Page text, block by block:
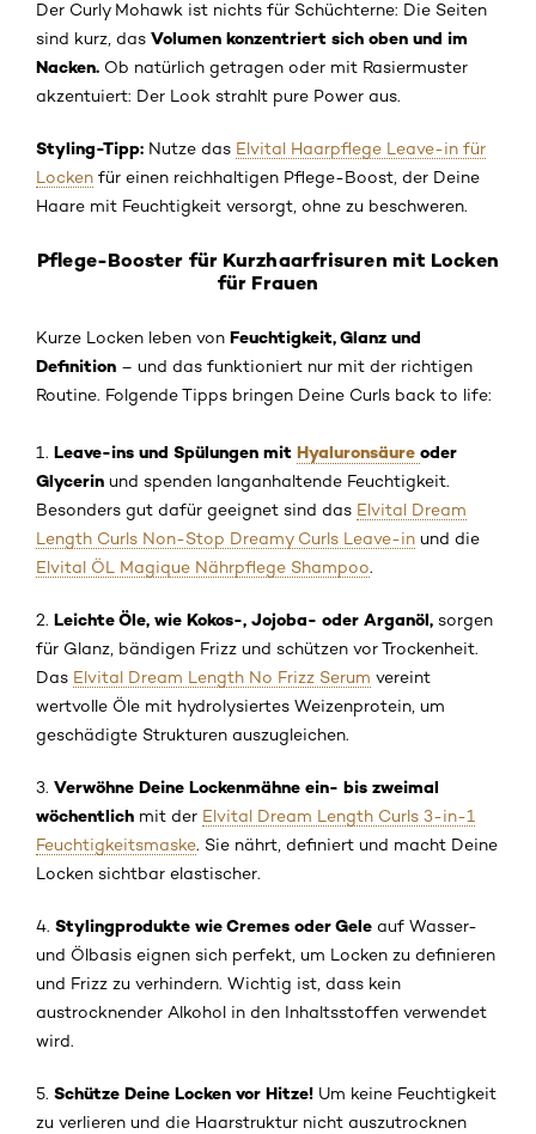
Der Curly Mohawk ist nichts für Schüchterne: Die Seiten
sind kurz, das Volumen konzentriert sich oben und im
Nacken. Ob natürlich getragen oder mit Rasiermuster
akzentuiert: Der Look strahlt pure Power aus.
Styling-Tipp: Nutze das Elvital Haarpflege Leave-in für
Locken für einen reichhaltigen Pflege-Boost, der Deine
Haare mit Feuchtigkeit versorgt, ohne zu beschweren.
Pflege-Booster für Kurzhaarfrisuren mit Locken
für Frauen
Kurze Locken leben von Feuchtigkeit, Glanz und
Definition – und das funktioniert nur mit der richtigen
Routine. Folgende Tipps bringen Deine Curls back to life:
1. Leave-ins und Spülungen mit Hyaluronsäure oder
Glycerin und spenden langanhaltende Feuchtigkeit.
Besonders gut dafür geeignet sind das Elvital Dream
Length Curls Non-Stop Dreamy Curls Leave-in und die
Elvital ÖL Magique Nährpflege Shampoo.
2. Leichte Öle, wie Kokos-, Jojoba- oder Arganöl, sorgen
für Glanz, bändigen Frizz und schützen vor Trockenheit.
Das Elvital Dream Length No Frizz Serum vereint
wertvolle Öle mit hydrolysiertes Weizenprotein, um
geschädigte Strukturen auszugleichen.
3. Verwöhne Deine Lockenmähne ein- bis zweimal
wöchentlich mit der Elvital Dream Length Curls 3-in-1
Feuchtigkeitsmaske. Sie nährt, definiert und macht Deine
Locken sichtbar elastischer.
4. Stylingprodukte wie Cremes oder Gele auf Wasser-
und Ölbasis eignen sich perfekt, um Locken zu definieren
und Frizz zu verhindern. Wichtig ist, dass kein
austrocknender Alkohol in den Inhaltsstoffen verwendet
wird.
5. Schütze Deine Locken vor Hitze! Um keine Feuchtigkeit
zu verlieren und die Haarstruktur nicht auszutrocknen